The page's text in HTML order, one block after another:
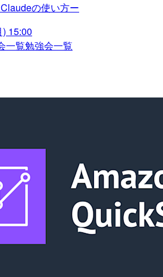
の使い方ー
15:00
一覧勉強会一覧